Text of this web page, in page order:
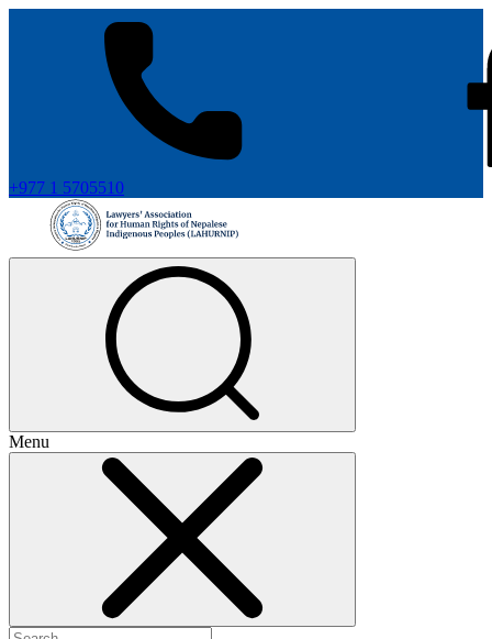
+977 1 5705510
Menu